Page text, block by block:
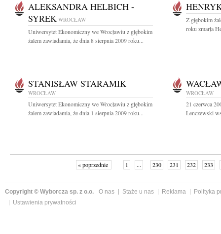
ALEKSANDRA HELBICH -
SYREK WROCŁAW
Uniwersytet Ekonomiczny we Wrocławiu z głębokim
żalem zawiadamia, że dnia 8 sierpnia 2009 roku...
Z głębokim
roku zmarła
STANISŁAW STARAMIK
WROCŁAW
Uniwersytet Ekonomiczny we Wrocławiu z głębokim
żalem zawiadamia, że dnia 1 sierpnia 2009 roku...
WROCŁAW
21 czerwca
Lenczewski
« poprzednie 1 ... 230 231 232 233
Copyright © Wyborcza sp. z o.o. O nas Staże u nas Reklama
Polityka
Ustawienia prywatności